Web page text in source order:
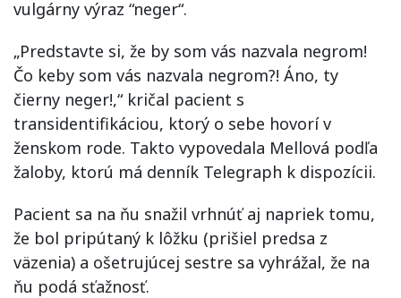
vulgárny výraz “neger“.
„Predstavte si, že by som vás nazvala negrom!
Čo keby som vás nazvala negrom?! Áno, ty
čierny neger!,“ kričal pacient s
transidentifikáciou, ktorý o sebe hovorí v
ženskom rode. Takto vypovedala Mellová podľa
žaloby, ktorú má denník Telegraph k dispozícii.
Pacient sa na ňu snažil vrhnúť aj napriek tomu,
že bol pripútaný k lôžku (prišiel predsa z
väzenia) a ošetrujúcej sestre sa vyhrážal, že na
ňu podá sťažnosť.